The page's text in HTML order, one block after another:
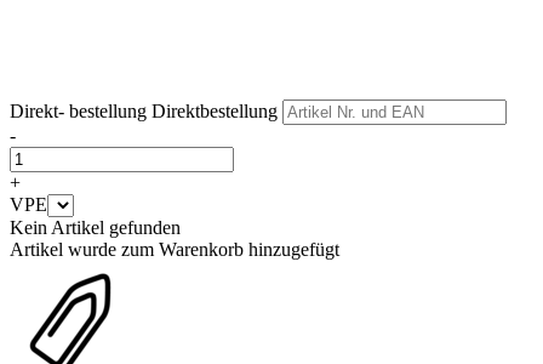
Direkt- bestellung Direktbestellung
-
+
VPE
Kein Artikel gefunden
Artikel wurde zum Warenkorb hinzugefügt